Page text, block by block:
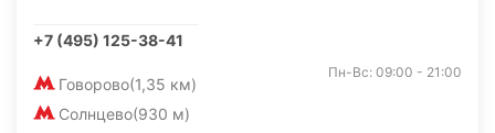
+7 (495) 125-38-41
Говорово(1,35 км)
Солнцево(930 м)
Пн-Вс: 09:00 - 21:00